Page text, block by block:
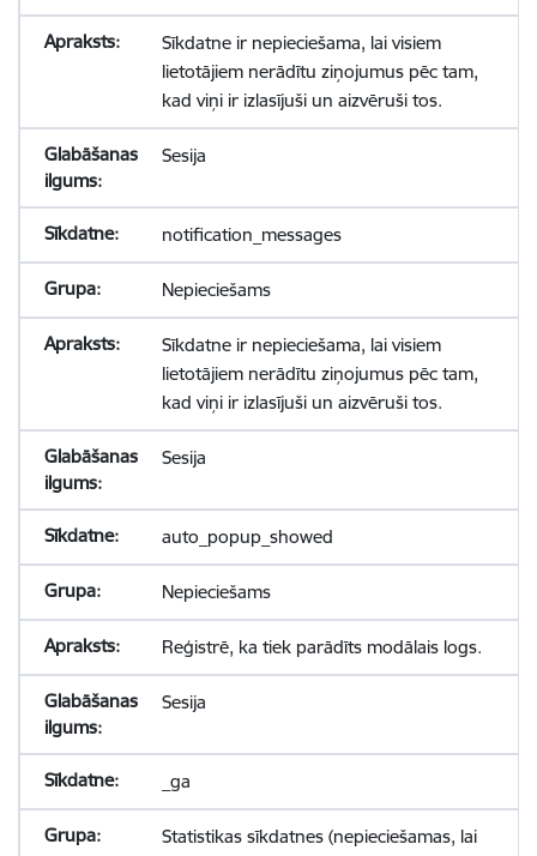
Sīkdatne ir nepieciešama, lai visiem
lietotājiem nerādītu ziņojumus pēc tam,
kad viņi ir izlasījuši un aizvēruši tos.
Sesija
notification_messages
Nepieciešams
Sīkdatne ir nepieciešama, lai visiem
lietotājiem nerādītu ziņojumus pēc tam,
kad viņi ir izlasījuši un aizvēruši tos.
Sesija
auto_popup_showed
Nepieciešams
Reģistrē, ka tiek parādīts modālais logs.
Sesija
_ga
Statistikas sīkdatnes (nepieciešamas, lai